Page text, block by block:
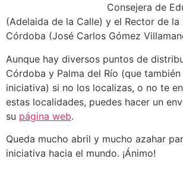
Consejera de
(Adelaida de la Calle) y el Rector de
Córdoba (José Carlos Gómez
Aunque hay diversos puntos de
Córdoba y Palma del Río (que
iniciativa) si no los localizas, o no te
estas localidades, puedes hacer un
su página web.
Queda mucho abril y mucho azahar
iniciativa hacia el mundo. ¡Ánimo!